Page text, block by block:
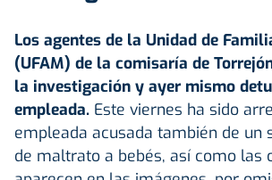
Los agentes de la Unidad de
(UFAM) de la comisaría de
la investigación y ayer mismo
empleada. Este viernes ha sido
empleada acusada también de un
de maltrato a bebés, así como las